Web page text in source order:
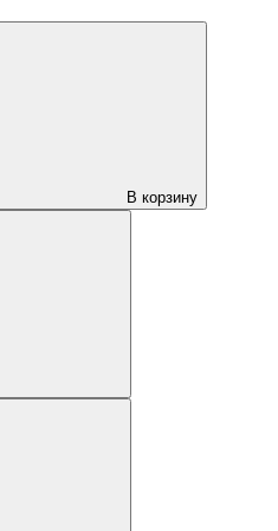
В корзину